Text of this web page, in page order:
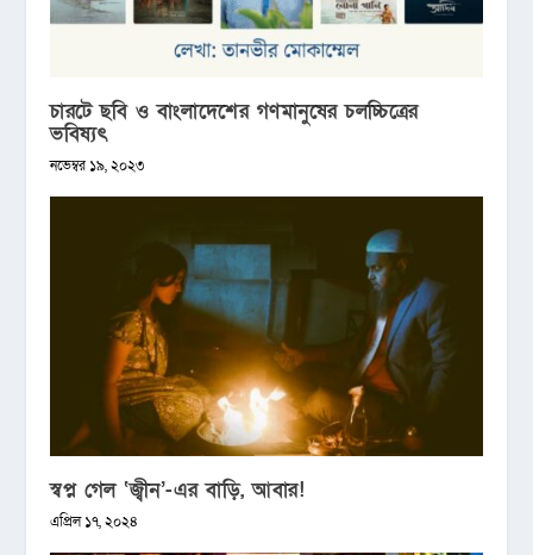
চারটে ছবি ও বাংলাদেশের গণমানুষের চলচ্চিত্রের
ভবিষ্যৎ
নভেম্বর ১৯, ২০২৩
স্বপ্ন গেল ‘জ্বীন’-এর বাড়ি, আবার!
এপ্রিল ১৭, ২০২৪